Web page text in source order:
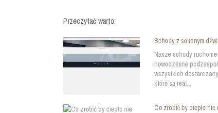
Przeczytać warto:
Schody z solidnym
Nasze schody
nowoczesne
wszystkich
które są real...
Co zrobić by ciepło